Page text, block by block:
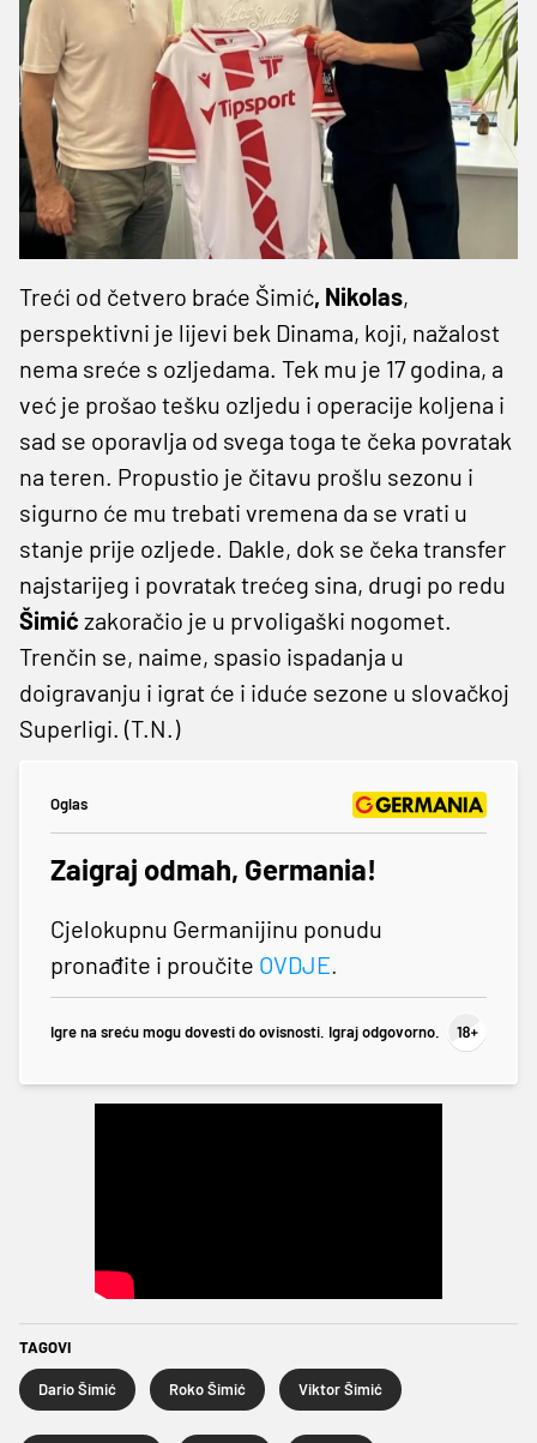
Treći od četvero braće Šimić, Nikolas,
perspektivni je lijevi bek Dinama, koji, nažalost
nema sreće s ozljedama. Tek mu je 17 godina, a
već je prošao tešku ozljedu i operacije koljena i
sad se oporavlja od svega toga te čeka povratak
na teren. Propustio je čitavu prošlu sezonu i
sigurno će mu trebati vremena da se vrati u
stanje prije ozljede. Dakle, dok se čeka transfer
najstarijeg i povratak trećeg sina, drugi po redu
Šimić zakoračio je u prvoligaški nogomet.
Trenčin se, naime, spasio ispadanja u
doigravanju i igrat će i iduće sezone u slovačkoj
Superligi. (T.N.)
Oglas
Zaigraj odmah, Germania!
Cjelokupnu Germanijinu ponudu
pronađite i proučite OVDJE
Igre na sreću mogu dovesti do ovisnosti. Igraj odgovorno.
TAGOVI
Dario Šimić Roko Šimić Viktor Šimić